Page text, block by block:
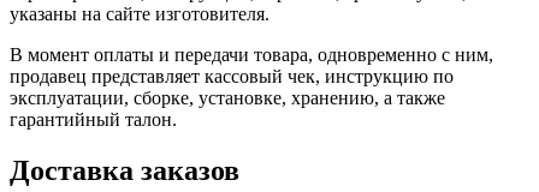
указаны на сайте изготовителя.
В момент оплаты и передачи товара, одновременно с ним,
продавец представляет кассовый чек, инструкцию по
эксплуатации, сборке, установке, хранению, а также
гарантийный талон.
Доставка заказов